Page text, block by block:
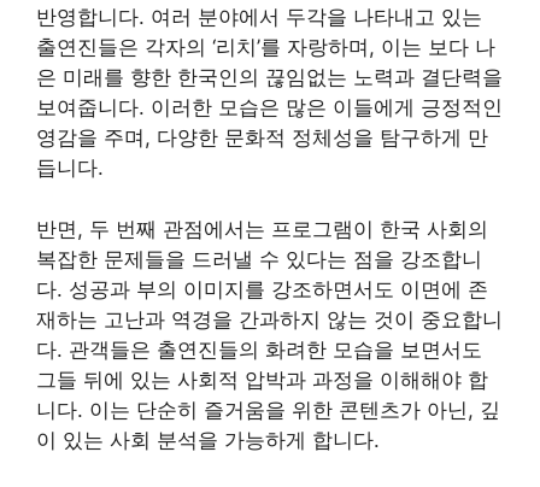
반영합니다. 여러 분야에서 두각을 나타내고 있는
출연진들은 각자의 ‘리치’를 자랑하며, 이는 보다 나
은 미래를 향한 한국인의 끊임없는 노력과 결단력을
보여줍니다. 이러한 모습은 많은 이들에게 긍정적인
영감을 주며, 다양한 문화적 정체성을 탐구하게 만
듭니다.
반면, 두 번째 관점에서는 프로그램이 한국 사회의
복잡한 문제들을 드러낼 수 있다는 점을 강조합니
다. 성공과 부의 이미지를 강조하면서도 이면에 존
재하는 고난과 역경을 간과하지 않는 것이 중요합니
다. 관객들은 출연진들의 화려한 모습을 보면서도
그들 뒤에 있는 사회적 압박과 과정을 이해해야 합
니다. 이는 단순히 즐거움을 위한 콘텐츠가 아닌, 깊
이 있는 사회 분석을 가능하게 합니다.